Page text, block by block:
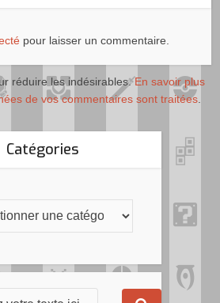
pour laisser un commentaire.
réduire les indésirables.En savoir plus
de vos commentaires sont traitées.
Catégories